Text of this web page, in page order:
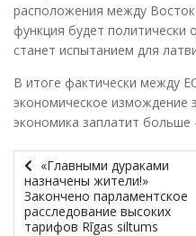
расположения между
функция будет политически
станет испытанием для
В итоге фактически между
экономическое измождение
экономика заплатит больше
«Главными дураками
назначены жители!»
Закончено парламентское
расследование высоких
тарифов Rīgas siltums